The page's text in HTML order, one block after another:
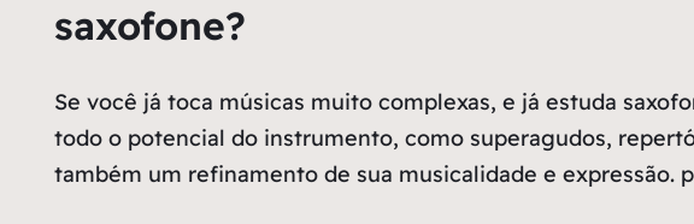
saxofone?
Se você já toca músicas muito complexas, e já estuda
todo o potencial do instrumento, como superagudos,
também um refinamento de sua musicalidade e expressão.